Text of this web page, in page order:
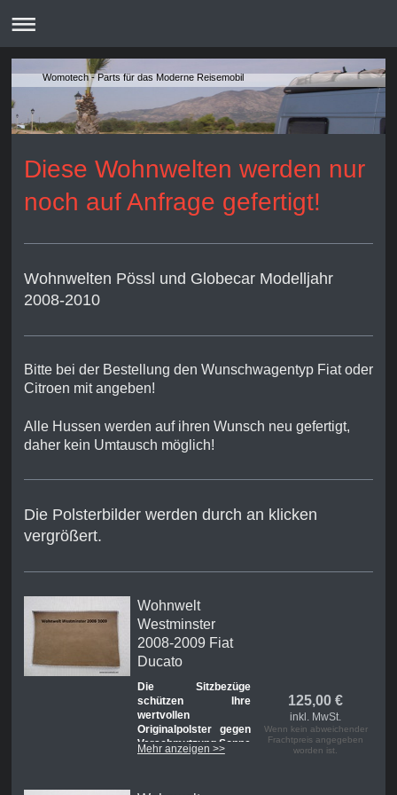
Womotech - Parts für das Moderne Reisemobil
Diese Wohnwelten werden nur
noch auf Anfrage gefertigt!
Wohnwelten Pössl und Globecar Modelljahr
2008-2010
Bitte bei der Bestellung den Wunschwagentyp Fiat oder
Citroen mit angeben!
Alle Hussen werden auf ihren Wunsch neu gefertigt,
daher kein Umtausch möglich!
Die Polsterbilder werden durch an klicken
vergrößert.
125,00 €
inkl. MwSt.
Wenn kein abweichender
Frachtpreis angegeben
worden ist.
Wohnwelt
Westminster
2008-2009 Fiat
Ducato
Die Sitzbezüge
schützen Ihre
wertvollen
Originalpolster gegen
Verschmutzung,Sonne
und Abnutzung.
Mehr anzeigen >>